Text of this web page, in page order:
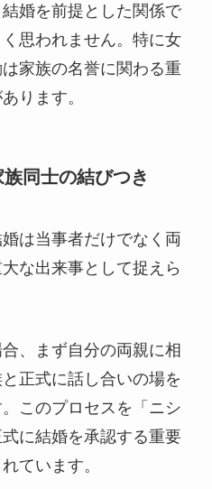
婚を前提とした関係で
思われません。特に女
家族の名誉に関わる重
ります。
同士の結びつき
は当事者だけでなく両
な出来事として捉えら
、まず自分の両親に相
正式に話し合いの場を
このプロセスを「ニシ
に結婚を承認する重要
ています。